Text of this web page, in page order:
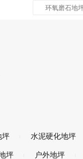
坪 水泥硬化地坪
坪 户外地坪